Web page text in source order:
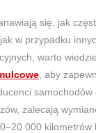
się, jak
w przypadku
warto
, aby
samochodów
zalecają
000 kilometrów